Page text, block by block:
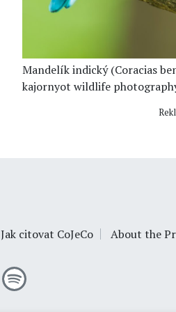
Mandelík indický (Coracias
kajornyot wildlife
Jak citovat CoJeCo About the